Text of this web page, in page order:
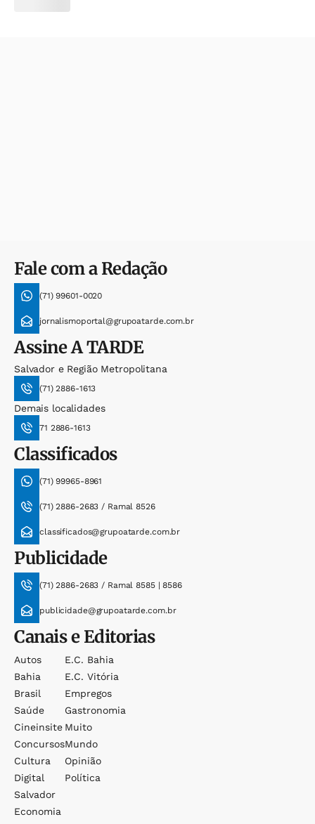
Fale com a Redação
(71) 99601-0020
jornalismoportal@grupoatarde.com.br
AssineA TARDE
Salvador e Região Metropolitana
(71) 2886-1613
Demais localidades
71 2886-1613
Classificados
(71) 99965-8961
(71) 2886-2683 / Ramal 8526
classificados@grupoatarde.com.br
Publicidade
(71) 2886-2683 / Ramal 8585 | 8586
publicidade@grupoatarde.com.br
Canais e Editorias
Autos
Bahia
Brasil
Saúde
Cineinsite
Concursos
Cultura
Digital
Salvador
Economia
E.c. Bahia
E.c. Vitória
Empregos
Gastronomia
Muito
Mundo
Opinião
Política